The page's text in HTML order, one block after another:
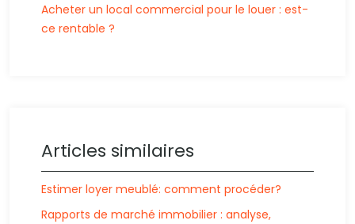
Acheter un local commercial pour le louer : est-
ce rentable ?
Articles similaires
Estimer loyer meublé: comment procéder?
Rapports de marché immobilier : analyse,